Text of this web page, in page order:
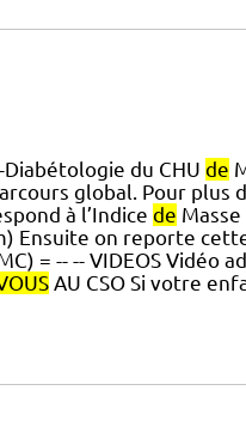
du CHU de
global. Pour plus
à l’Indice de
Ensuite on reporte
= -- -- VIDEOS
AU CSO Si votre